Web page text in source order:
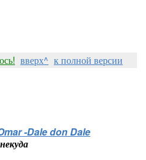
вверх^ к полной версии
-Dale don Dale